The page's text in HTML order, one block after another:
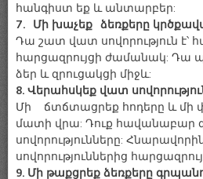
հանգիստ եք և անտարբեր:
7. Մի խաչեք ձեռքերը
Դա շատ վատ սովորություն է՝
հարցազրույցի ժամանակ: Դա
ձեր և զրուցակցի միջև:
8. Վերահսկեք վատ
Մի ճտճտացրեք հոդերը և մի
մատի վրա: Դուք հավանաբար
սովորությունները:
սովորություններից
9. Մի թաքցրեք ձեռքերը